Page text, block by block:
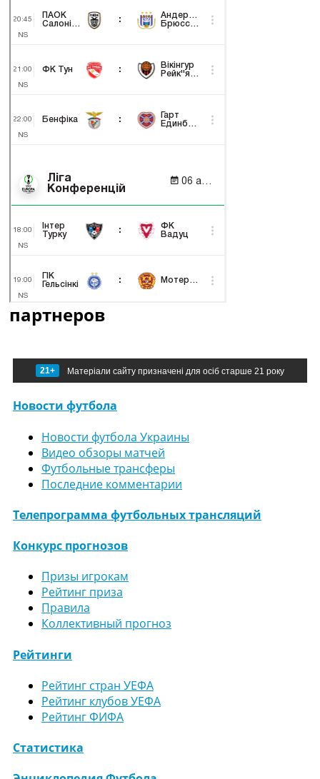
партнеров
21+ Матеріали сайту призначені для осіб старше 21 року
Новости футбола
Новости футбола Украины
Видео обзоры матчей
Футбольные трансферы
Последние комментарии
Телепрограмма футбольных трансляций
Конкурс прогнозов
Призы игрокам
Рейтинг приза
Правила
Коллективный прогноз
Рейтинги
Рейтинг стран УЕФА
Рейтинг клубов УЕФА
Рейтинг ФИФА
Статистика